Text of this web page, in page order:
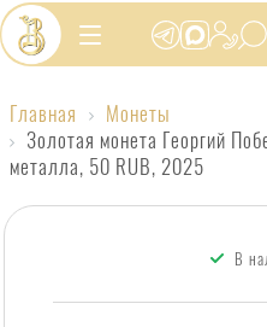
Золотая
монета
Георгий
Победоносец
Главная
Монеты
Золотая монета Георгий
металла, 50 RUB, 2025
В